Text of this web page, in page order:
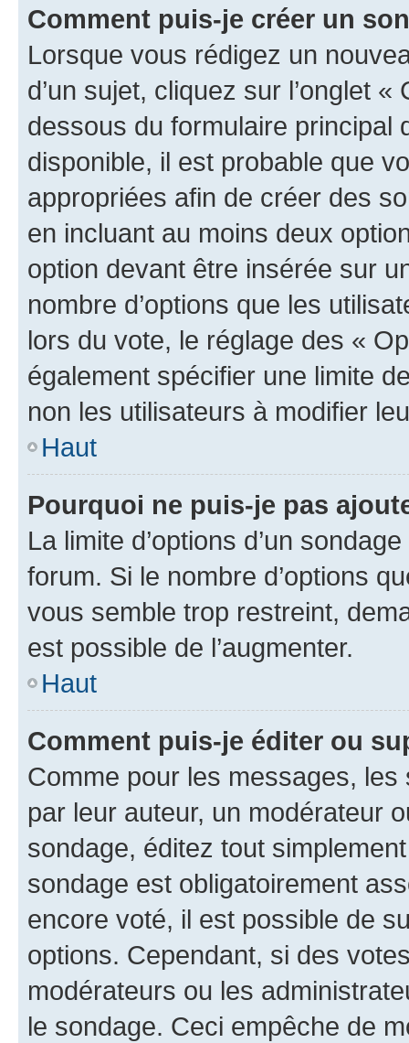
Comment puis-je créer un
Lorsque vous rédigez un
d’un sujet, cliquez sur l’onglet
dessous du formulaire principal
disponible, il est probable que
appropriées afin de créer des
en incluant au moins deux
option devant être insérée sur
nombre d’options que les
lors du vote, le réglage des «
également spécifier une limite
non les utilisateurs à modifier
Haut
Pourquoi ne puis-je pas
La limite d’options d’un
forum. Si le nombre d’options
vous semble trop restreint,
est possible de l’augmenter.
Haut
Comment puis-je éditer ou
Comme pour les messages,
par leur auteur, un modérateur
sondage, éditez tout
sondage est obligatoirement
encore voté, il est possible de
options. Cependant, si des
modérateurs ou les
le sondage. Ceci empêche de